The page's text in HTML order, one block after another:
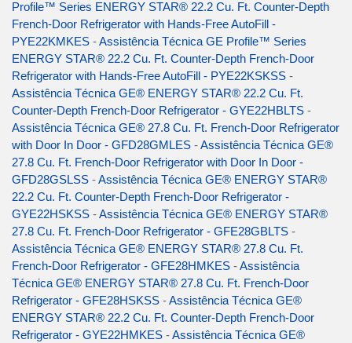
Profile™ Series ENERGY STAR® 22.2 Cu. Ft. Counter-Depth
French-Door Refrigerator with Hands-Free AutoFill -
PYE22KMKES -Assistência Técnica GE Profile™ Series
ENERGY STAR® 22.2 Cu. Ft. Counter-Depth French-Door
Refrigerator with Hands-Free AutoFill - PYE22KSKSS -
Assistência Técnica GE® ENERGY STAR® 22.2 Cu. Ft.
Counter-Depth French-Door Refrigerator - GYE22HBLTS -
Assistência Técnica GE® 27.8 Cu. Ft. French-Door Refrigerator
with Door In Door - GFD28GMLES -Assistência Técnica GE®
27.8 Cu. Ft. French-Door Refrigerator with Door In Door -
GFD28GSLSS -Assistência Técnica GE® ENERGY STAR®
22.2 Cu. Ft. Counter-Depth French-Door Refrigerator -
GYE22HSKSS -Assistência Técnica GE® ENERGY STAR®
27.8 Cu. Ft. French-Door Refrigerator - GFE28GBLTS -
Assistência Técnica GE® ENERGY STAR® 27.8 Cu. Ft.
French-Door Refrigerator - GFE28HMKES -Assistência
Técnica GE® ENERGY STAR® 27.8 Cu. Ft. French-Door
Refrigerator - GFE28HSKSS -Assistência Técnica GE®
ENERGY STAR® 22.2 Cu. Ft. Counter-Depth French-Door
Refrigerator - GYE22HMKES -Assistência Técnica GE®